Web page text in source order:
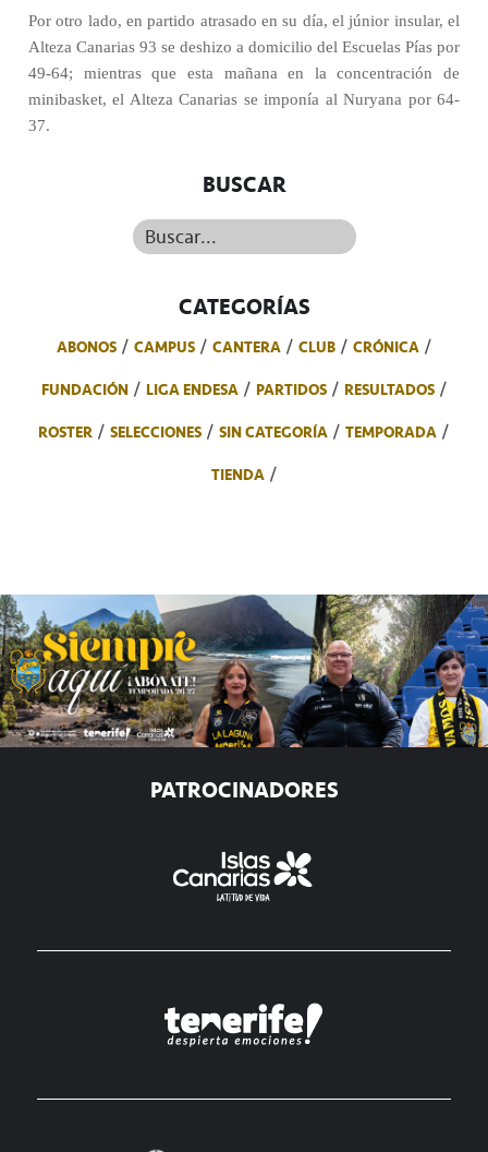
Por otro lado, en partido atrasado en su día, el júnior insular, el
Alteza Canarias 93 se deshizo a domicilio del Escuelas Pías por
49-64; mientras que esta mañana en la concentración de
minibasket, el Alteza Canarias se imponía al Nuryana por 64-
37.
BUSCAR
Buscar...
CATEGORÍAS
ABONOS CAMPUS CANTERA CLUB
CRÓNICA
FUNDACIÓN
LIGA ENDESA PARTIDOS
RESULTADOS
ROSTER
SELECCIONES SIN CATEGORÍA
TEMPORADA
TIENDA
PATROCINADORES